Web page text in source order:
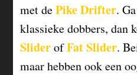
met dePike Drifter.
klassieke dobbers,
SliderofFatSlider.
maar hebben ook een